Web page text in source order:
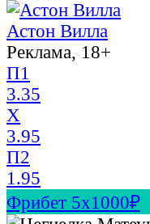
Астон Вилла
Реклама, 18+
П1
3.35
X
3.95
П2
1.95
Фрибет 5х1000₽